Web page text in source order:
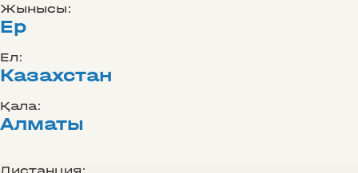
Жынысы:
Ер
Ел:
Казахстан
Қала:
Алматы